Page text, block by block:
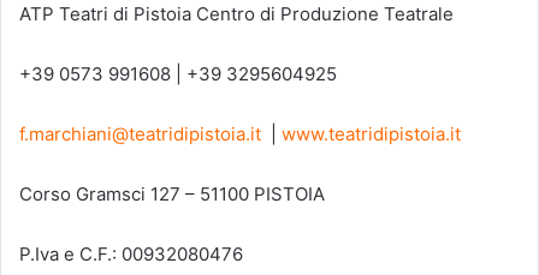
ATP Teatri di Pistoia Centro di Produzione Teatrale
+39 0573 991608 | +39 3295604925
f.marchiani@teatridipistoia.it www.teatridipistoia.it
Corso Gramsci 127 – 51100 PISTOIA
P.Iva e C.F.: 00932080476